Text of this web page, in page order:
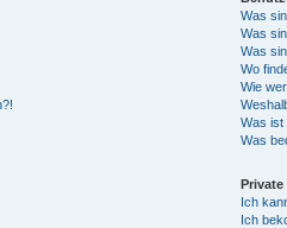
Was
Was
Was
Wo
Wie
Was ist
Was
Private
Ich
Ich